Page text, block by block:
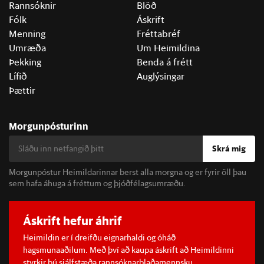
Rannsóknir
Fólk
Menning
Umræða
Þekking
Lífið
Þættir
Blöð
Áskrift
Fréttabréf
Um Heimildina
Benda á frétt
Auglýsingar
Morgunpósturinn
Skrá mig
Morgunpóstur Heimildarinnar berst alla morgna og er fyrir öll þau
sem hafa áhuga á fréttum og þjóðfélagsumræðu.
Áskrift hefur áhrif
Heimildin er í dreifðu eignarhaldi og óháð
hagsmunaaðilum. Með því að kaupa áskrift að Heimildinni